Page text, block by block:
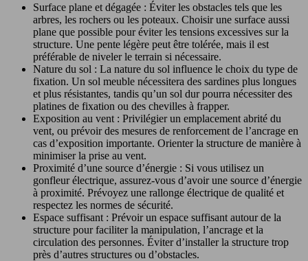
Surface plane et dégagée : Éviter les obstacles tels que les
arbres, les rochers ou les poteaux. Choisir une surface aussi
plane que possible pour éviter les tensions excessives sur la
structure. Une pente légère peut être tolérée, mais il est
préférable de niveler le terrain si nécessaire.
Nature du sol : La nature du sol influence le choix du type de
fixation. Un sol meuble nécessitera des sardines plus longues
et plus résistantes, tandis qu’un sol dur pourra nécessiter des
platines de fixation ou des chevilles à frapper.
Exposition au vent : Privilégier un emplacement abrité du
vent, ou prévoir des mesures de renforcement de l’ancrage en
cas d’exposition importante. Orienter la structure de manière à
minimiser la prise au vent.
Proximité d’une source d’énergie : Si vous utilisez un
gonfleur électrique, assurez-vous d’avoir une source d’énergie
à proximité. Prévoyez une rallonge électrique de qualité et
respectez les normes de sécurité.
Espace suffisant : Prévoir un espace suffisant autour de la
structure pour faciliter la manipulation, l’ancrage et la
circulation des personnes. Éviter d’installer la structure trop
près d’autres structures ou d’obstacles.